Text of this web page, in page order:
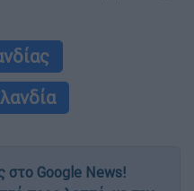
στο Google News!